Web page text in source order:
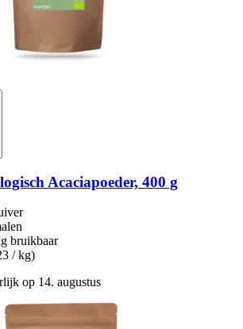
Acaciapoeder, 400 g
bruikbaar
/ kg)
op 14. augustus